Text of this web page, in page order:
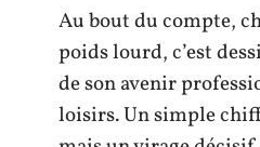
Au bout du compte,
poids lourd, c’est
de son avenir
loisirs. Un simple